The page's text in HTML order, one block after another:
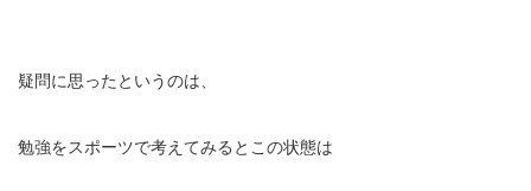
疑問に思ったというのは、
勉強をスポーツで考えてみるとこの状態は